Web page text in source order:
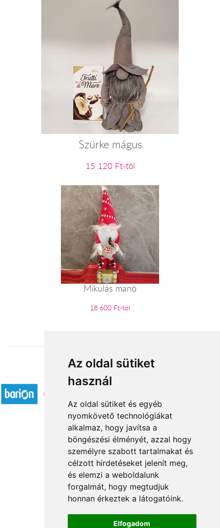
Az oldal sütiket
használ
Az oldal sütiket és egyéb
nyomkövető technológiákat
alkalmaz, hogy javítsa a
böngészési élményét, azzal hogy
személyre szabott tartalmakat és
célzott hirdetéseket jelenít meg,
és elemzi a weboldalunk
forgalmát, hogy megtudjuk
honnan érkeztek a látogatóink.
Elfogadom
Szürke mágus
15 120 Ft-tól
Mikulás manó
18 600 Ft-tól
Elfogadott fizetési módok
Rólunk
Általános információ
Kapcsolat
Partnereink
Virágüzletek
Á.SZ.F.